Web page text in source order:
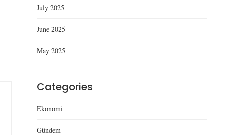
July 2025
June 2025
May 2025
Categories
Ekonomi
Gündem